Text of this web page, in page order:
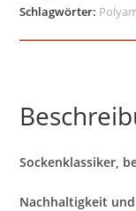
Schlagwörter:
Sockenklassiker,
Nachhaltigkeit